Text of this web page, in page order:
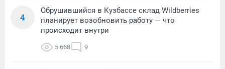
4
Обрушившийся в Кузбассе склад Wildberries
планирует возобновить работу — что
происходит внутри
5 668 9